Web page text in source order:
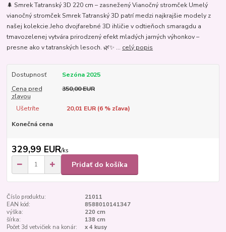
🌲 Smrek Tatranský 3D 220 cm – zasnežený Vianočný stromček Umelý
vianočný stromček Smrek Tatranský 3D patrí medzi najkrajšie modely z
našej kolekcie.Jeho dvojfarebné 3D ihličie v odtieňoch smaragdu a
tmavozelenej vytvára prirodzený efekt mladých jarných výhonkov –
presne ako v tatranských lesoch. 🌿✨ ... celý popis
Dostupnosť
Sezóna 2025
Cena pred
zľavou
350,00 EUR
Ušetríte 20,01 EUR (6% zľava)
Konečná cena
329,99 EUR/ks
Pridať do košíka
Číslo produktu:
21011
EAN kód:
8588010141347
výška:
220 cm
šírka:
138 cm
Počet 3d vetvičiek na konár:
x 4 kusy